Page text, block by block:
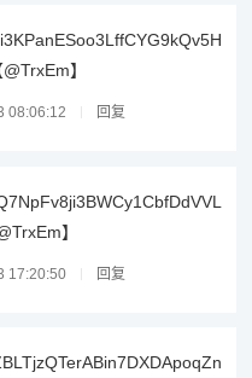
】
08:06:12 回复
】
17:20:50 回复